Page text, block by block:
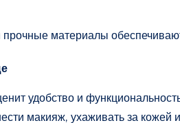
прочные материалы
удобство и
макияж, ухаживать за кожей